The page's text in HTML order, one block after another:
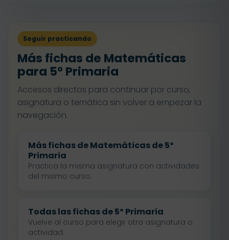
Seguir practicando
Más fichas de Matemáticas
para 5º Primaria
Accesos directos para continuar por curso,
asignatura o temática sin volver a empezar la
navegación.
Más fichas de Matemáticas de 5º
Primaria
Practica la misma asignatura con actividades
del mismo curso.
Todas las fichas de 5º Primaria
Vuelve al curso para elegir otra asignatura o
actividad.